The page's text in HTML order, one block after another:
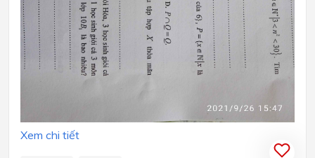
Xem chi tiết